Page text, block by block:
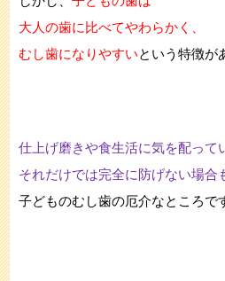
大人の歯に比べてやわらかく、
むし歯になりやすいという特徴が
仕上げ磨きや食生活に気を配って
それだけでは完全に防げない場合
子どものむし歯の厄介なところで